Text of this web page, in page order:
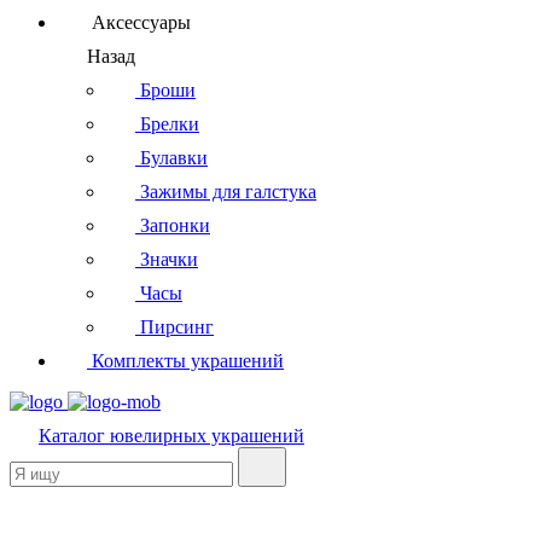
Аксессуары
Назад
Броши
Брелки
Булавки
Зажимы для галстука
Запонки
Значки
Часы
Пирсинг
Комплекты украшений
Каталог ювелирных украшений